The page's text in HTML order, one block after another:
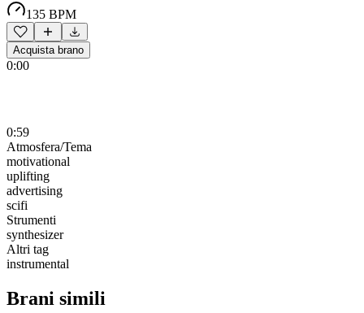
135 BPM
Acquista brano
0:00
0:59
Atmosfera/Tema
motivational
uplifting
advertising
scifi
Strumenti
synthesizer
Altri tag
instrumental
Brani simili